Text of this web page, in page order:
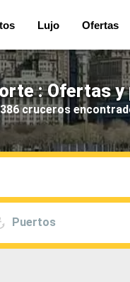
Lujo Ofertas
: Ofertas
386 cruceros
Puertos